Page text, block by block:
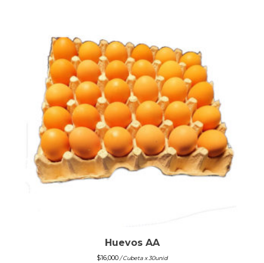
Huevos AA
$16,000/ Cubeta x 30unid